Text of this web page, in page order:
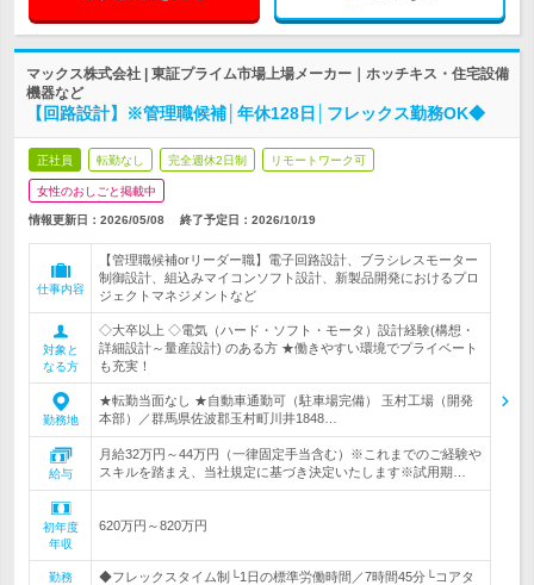
マックス株式会社 | 東証プライム市場上場メーカー｜ホッチキス・住宅設備
機器など
【回路設計】※管理職候補│年休128日│フレックス勤務OK◆
正社員 転勤なし 完全週休2日制 リモートワーク可
女性のおしごと掲載中
情報更新日：2026/05/08 終了予定日： 2026/10/19
仕事内容
【管理職候補orリーダー職】電子回路設計、ブラシレスモーター
制御設計、組込みマイコンソフト設計、新製品開発におけるプロ
ジェクトマネジメントなど
対象と
なる方
◇大卒以上 ◇電気（ハード・ソフト・モータ）設計経験(構想・
詳細設計～量産設計) のある方 ★働きやすい環境でプライベート
も充実！
勤務地
★転勤当面なし ★自動車通勤可（駐車場完備） 玉村工場（開発
本部）／群馬県佐波郡玉村町川井1848…
給与
月給32万円～44万円（一律固定手当含む）※これまでのご経験や
スキルを踏まえ、当社規定に基づき決定いたします※試用期…
初年度
年収
620万円～820万円
勤務
◆フレックスタイム制└1日の標準労働時間／7時間45分└コアタ